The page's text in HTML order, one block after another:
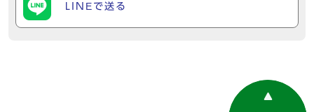
LINEで送る